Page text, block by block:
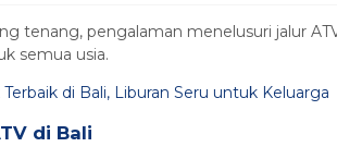
tenang, pengalaman menelusuri jalur
semua usia.
di Bali, Liburan Seru untuk Keluarga
di Bali